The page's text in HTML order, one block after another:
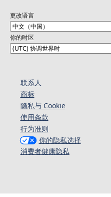
更改语言
你的时区
联系人
商标
隐私与 Cookie
使用条款
行为准则
你的隐私选择
消费者健康隐私